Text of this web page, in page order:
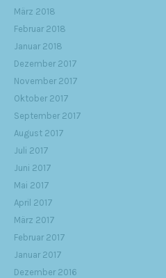
März 2018
Februar 2018
Januar 2018
Dezember 2017
November 2017
Oktober 2017
September 2017
August 2017
Juli 2017
Juni 2017
Mai 2017
April 2017
März 2017
Februar 2017
Januar 2017
Dezember 2016